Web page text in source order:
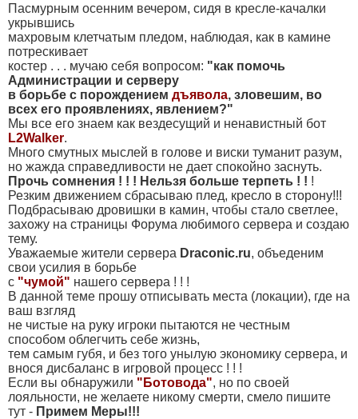
Пасмурным осенним вечером, сидя в кресле-качалки
укрывшись
махровым клетчатым пледом, наблюдая, как в камине
потрескивает
костер . . . мучаю себя вопросом: "как помочь
Администрации и серверу
в борьбе с порождением дъявола, зловешим, во
всех его проявлениях, явлением?"
Мы все его знаем как вездесущий и ненавистный бот
L2Walker.
Много смутных мыслей в голове и виски туманит разум,
но жажда справедливости не дает спокойно заснуть.
Прочь сомнения ! ! ! Нельзя больше терпеть ! ! !
Резким движением сбрасываю плед, кресло в сторону!!!
Подбрасываю дровишки в камин, чтобы стало светлее,
захожу на страницы Форума любимого сервера и создаю
тему.
Уважаемые жители сервера Draconic.ru, объеденим
свои усилия в борьбе
с "чумой" нашего сервера ! ! !
В данной теме прошу отписывать места (локации), где на
ваш взгляд
не чистые на руку игроки пытаются не честным
способом облегчить себе жизнь,
тем самым губя, и без того унылую экономику сервера, и
внося дисбаланс в игровой процесс ! ! !
Если вы обнаружили "Ботовода", но по своей
лояльности, не желаете никому смерти, смело пишите
тут - Примем Меры!!!